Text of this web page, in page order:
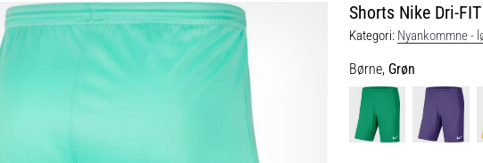
Shorts Nike Dri-
Kategori: Nyankommne -
Børne, Grøn